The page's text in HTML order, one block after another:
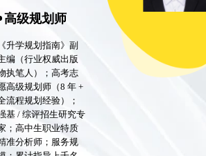
高级规划师
《升学规划指南》副
编（行业权威出版
执笔人）；高考志
高级规划师（8 年 +
流程规划经验）；
基 / 综评招生研究专
；高中生职业特质
准分析师；服务规